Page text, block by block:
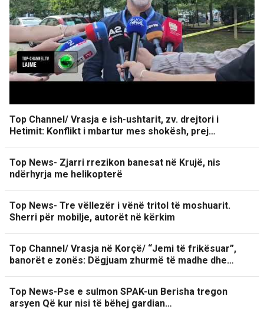
Top Channel/ Vrasja e ish-ushtarit, zv. drejtori i
Hetimit: Konflikt i mbartur mes shokësh, prej…
Top News- Zjarri rrezikon banesat në Krujë, nis
ndërhyrja me helikopterë
Top News- Tre vëllezër i vënë tritol të moshuarit.
Sherri për mobilje, autorët në kërkim
Top Channel/ Vrasja në Korçë/ “Jemi të frikësuar”,
banorët e zonës: Dëgjuam zhurmë të madhe dhe…
Top News-Pse e sulmon SPAK-un Berisha tregon
arsyen Që kur nisi të bëhej gardian…